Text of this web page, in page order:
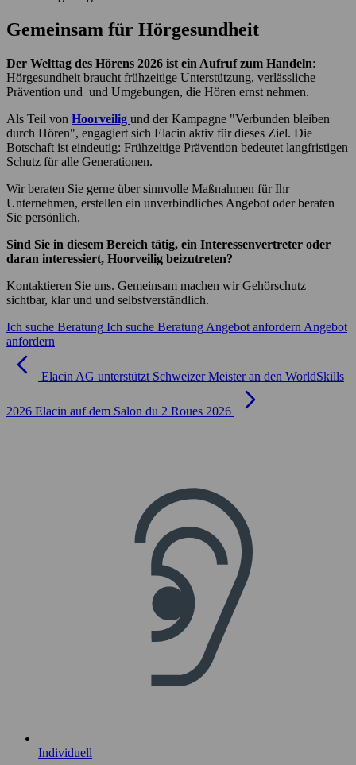
Gemeinsam für Hörgesundheit
Der Welttag des Hörens 2026 ist ein Aufruf zum Handeln:
Hörgesundheit braucht frühzeitige Unterstützung, verlässliche
Prävention und und Umgebungen, die Hören ernst nehmen.
Als Teil von Hoorveilig und der Kampagne "Verbunden bleiben
durch Hören", engagiert sich Elacin aktiv für dieses Ziel. Die
Botschaft ist eindeutig: Frühzeitige Prävention bedeutet langfristigen
Schutz für alle Generationen.
Wir beraten Sie gerne über sinnvolle Maßnahmen für Ihr
Unternehmen, erstellen ein unverbindliches Angebot oder beraten
Sie persönlich.
Sind Sie in diesem Bereich tätig, ein Interessenvertreter oder
daran interessiert, Hoorveilig beizutreten?
Kontaktieren Sie uns. Gemeinsam machen wir Gehörschutz
sichtbar, klar und und selbstverständlich.
Ich suche Beratung Ich suche Beratung Angebot anfordern Angebot
anfordern
Elacin AG unterstützt Schweizer Meister an den WorldSkills
2026 Elacin auf dem Salon du 2 Roues 2026
Individuell